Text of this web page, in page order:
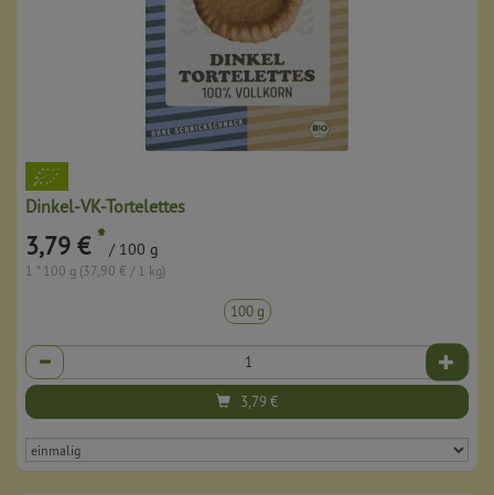
Dinkel-VK-Tortelettes
3,79 € * / 100 g
1 * 100 g (37,90 € / 1 kg)
100 g
Anzahl
3,79€